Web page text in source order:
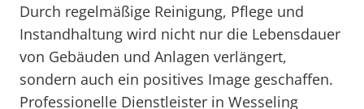
Durch regelmäßige Reinigung, Pflege und
Instandhaltung wird nicht nur die Lebensdauer
von Gebäuden und Anlagen verlängert,
sondern auch ein positives Image geschaffen.
Professionelle Dienstleister in Wesseling